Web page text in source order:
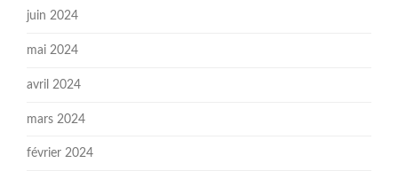
juin 2024
mai 2024
avril 2024
mars 2024
février 2024